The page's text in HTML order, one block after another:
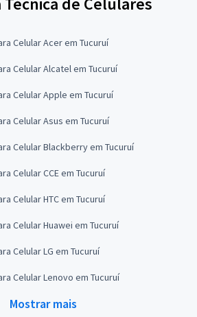
Celular Acer em Tucuruí
Celular Alcatel em Tucuruí
Celular Apple em Tucuruí
Celular Asus em Tucuruí
Celular Blackberry em Tucuruí
Celular CCE em Tucuruí
Celular HTC em Tucuruí
Celular Huawei em Tucuruí
Celular LG em Tucuruí
Celular Lenovo em Tucuruí
Mostrar mais